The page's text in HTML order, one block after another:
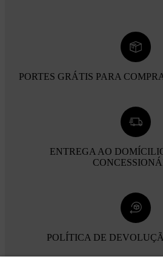
PORTES GRÁTIS PARA
ENTREGA AO
POLÍTICA DE